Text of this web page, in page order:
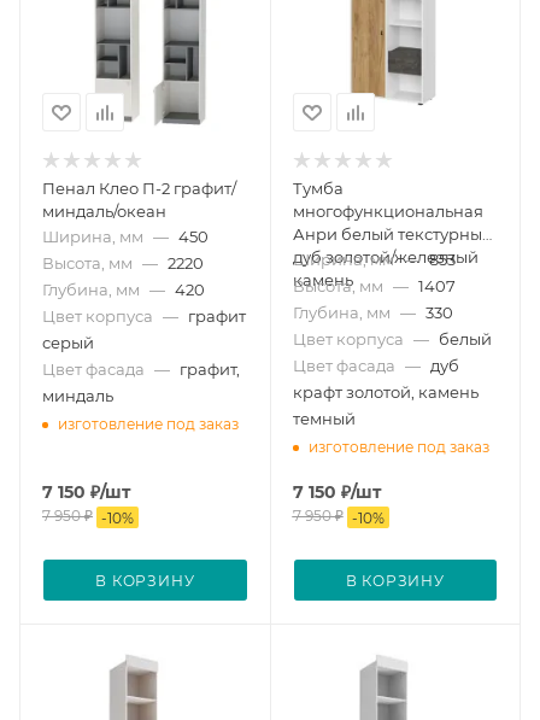
Пенал Клео П-2 графит/
миндаль/океан
Ширина, мм — 450
Высота, мм — 2220
Глубина, мм — 420
Цвет корпуса — графит
серый
Цвет фасада — графит,
миндаль
изготовление под заказ
7 150 ₽/шт
7 950₽ -10%
В КОРЗИНУ
Тумба
многофункциональная
Анри белый текстурный/
дуб золотой/железный
камень
Ширина, мм — 853
Высота, мм — 1407
Глубина, мм — 330
Цвет корпуса — белый
Цвет фасада — дуб
крафт золотой, камень
темный
изготовление под заказ
7 150 ₽/шт
7 950₽ -10%
В КОРЗИНУ